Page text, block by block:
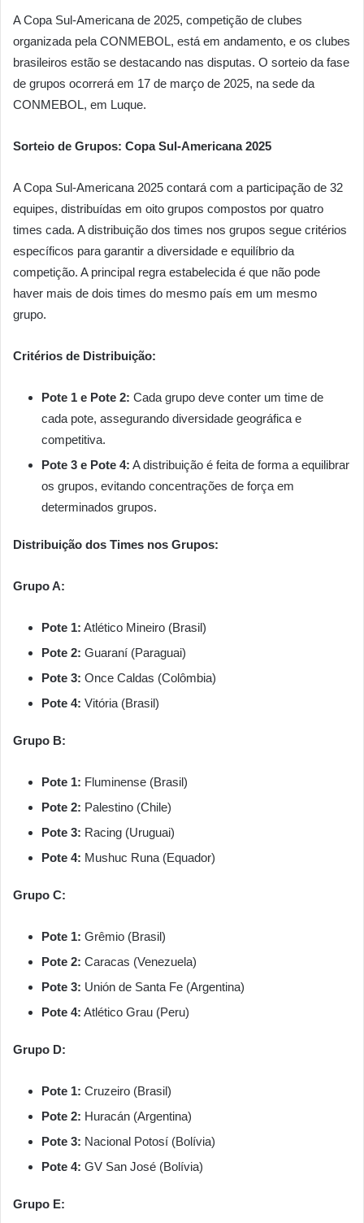
A Copa Sul-Americana de 2025, competição de clubes
organizada pela CONMEBOL, está em andamento, e os clubes
brasileiros estão se destacando nas disputas. O sorteio da fase
de grupos ocorrerá em 17 de março de 2025, na sede da
CONMEBOL, em Luque.
Sorteio de Grupos: Copa Sul-Americana 2025
A Copa Sul-Americana 2025 contará com a participação de 32
equipes, distribuídas em oito grupos compostos por quatro
times cada. A distribuição dos times nos grupos segue critérios
específicos para garantir a diversidade e equilíbrio da
competição. A principal regra estabelecida é que não pode
haver mais de dois times do mesmo país em um mesmo
grupo.
Critérios de Distribuição:
Pote 1 e Pote 2: Cada grupo deve conter um time de
cada pote, assegurando diversidade geográfica e
competitiva.
Pote 3 e Pote 4: A distribuição é feita de forma a equilibrar
os grupos, evitando concentrações de força em
determinados grupos.
Distribuição dos Times nos Grupos:
Grupo A:
Pote 1: Atlético Mineiro (Brasil)
Pote 2: Guaraní (Paraguai)
Pote 3: Once Caldas (Colômbia)
Pote 4: Vitória (Brasil)
Grupo B:
Pote 1: Fluminense (Brasil)
Pote 2: Palestino (Chile)
Pote 3: Racing (Uruguai)
Pote 4: Mushuc Runa (Equador)
Grupo C:
Pote 1: Grêmio (Brasil)
Pote 2: Caracas (Venezuela)
Pote 3: Unión de Santa Fe (Argentina)
Pote 4: Atlético Grau (Peru)
Grupo D:
Pote 1: Cruzeiro (Brasil)
Pote 2: Huracán (Argentina)
Pote 3: Nacional Potosí (Bolívia)
Pote 4: GV San José (Bolívia)
Grupo E: